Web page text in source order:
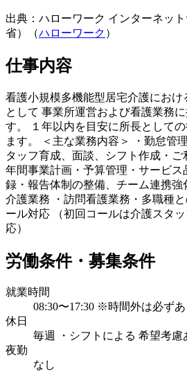
出典：ハローワーク インターネッ
省）（ハローワーク ）
仕事内容
看護小規模多機能型居宅介護におけ
として 事業所運営および看護業務
す。 １年以内を目安に所長として
ます。 ＜主な業務内容＞ ・勤怠管
タッフ育成、面談、シフト作成・ご
年間事業計画・予算管理・サービス
録・報告体制の整備、チーム連携強
介護業務 ・訪問看護業務・多職種
ール対応 （初回コールは介護スタ
応）
労働条件・募集条件
就業時間
08:30〜17:30 ※時間外は必ずあ
休日
毎週 ・シフトによる 希望考慮
夜勤
なし